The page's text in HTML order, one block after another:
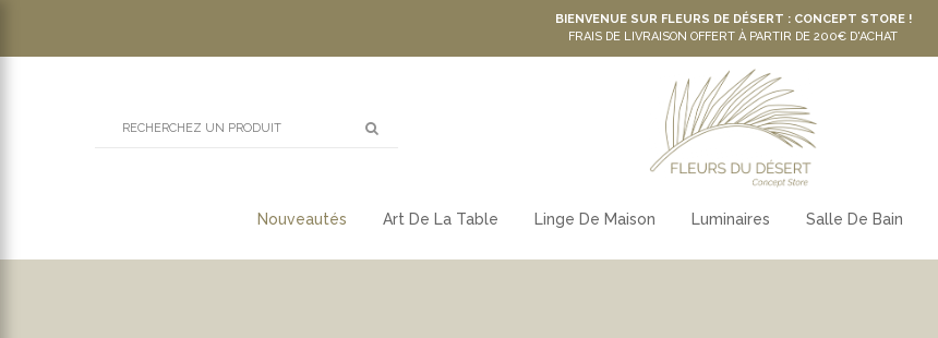
BIENVENUE SUR FLEURS DE DÉSERT : CONCEPT STORE !
FRAIS DE LIVRAISON OFFERT À PARTIR DE 200€ D'ACHAT
Nouveautés Art De La Table Linge De Maison Luminaires Salle De Bain